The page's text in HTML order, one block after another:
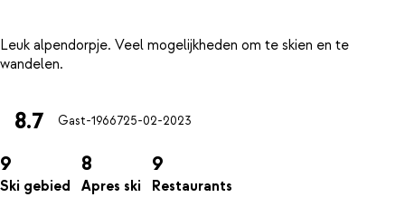
Leuk alpendorpje. Veel mogelijkheden om te skien en te
8.7 Gast-1966725-02-2023
9
Ski gebied
8
Apres ski
9
Restaurants